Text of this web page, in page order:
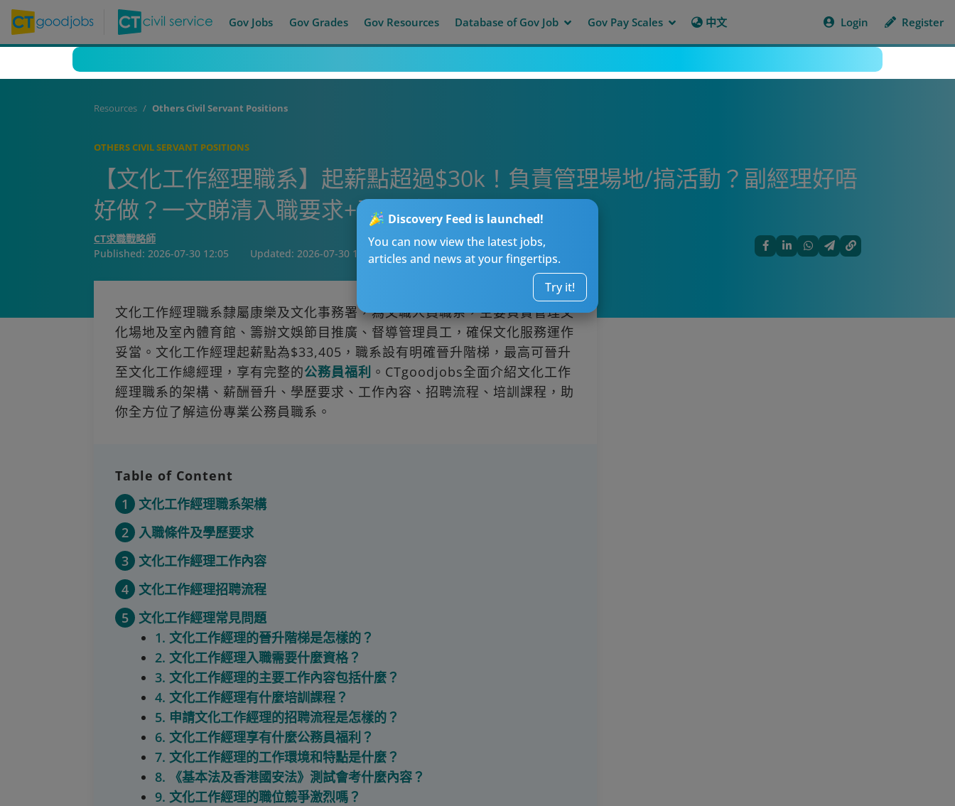
Gov Jobs Gov Grades Gov Resources Database of Gov Job Gov Pay Scales 中文 Login Register
Discovery Feed is launched!
You can now view the latest jobs,
articles and news at your fingertips.
Try it!
Resources Others Civil Servant Positions
OTHERS CIVIL SERVANT POSITIONS
【文化工作經理職系】起薪點超過$30k！負責管理場地/搞活動？副經理好唔
好做？一文睇清入職要求+晉升前景＋人工！
CT求職戰略師
Published: 2026-07-30 12:05 Updated: 2026-07-30 12:05
文化工作經理職系隸屬康樂及文化事務署，為文職人員職系，主要負責管理文
化場地及室內體育館、籌辦文娛節目推廣、督導管理員工，確保文化服務運作
妥當。文化工作經理起薪點為$33,405，職系設有明確晉升階梯，最高可晉升
至文化工作總經理，享有完整的公務員福利 。CTgoodjobs全面介紹文化工作
經理職系的架構、薪酬晉升、學歷要求、工作內容、招聘流程、培訓課程，助
你全方位了解這份專業公務員職系。
Table of Content
1
文化工作經理職系架構
2
入職條件及學歷要求
3
文化工作經理工作內容
4
文化工作經理招聘流程
5
文化工作經理常見問題
1. 文化工作經理的晉升階梯是怎樣的？
2. 文化工作經理入職需要什麼資格？
3. 文化工作經理的主要工作內容包括什麼？
4. 文化工作經理有什麼培訓課程？
5. 申請文化工作經理的招聘流程是怎樣的？
6. 文化工作經理享有什麼公務員福利？
7. 文化工作經理的工作環境和特點是什麼？
8. 《基本法及香港國安法》測試會考什麼內容？
9. 文化工作經理的職位競爭激烈嗎？